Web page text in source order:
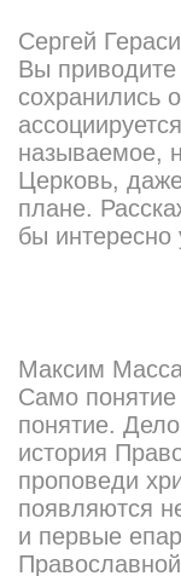
Сергей
Вы
сохранились
называемое,
Церковь,
плане.
бы интересно
Максим
Само
понятие.
история
проповеди
появляются
и первые